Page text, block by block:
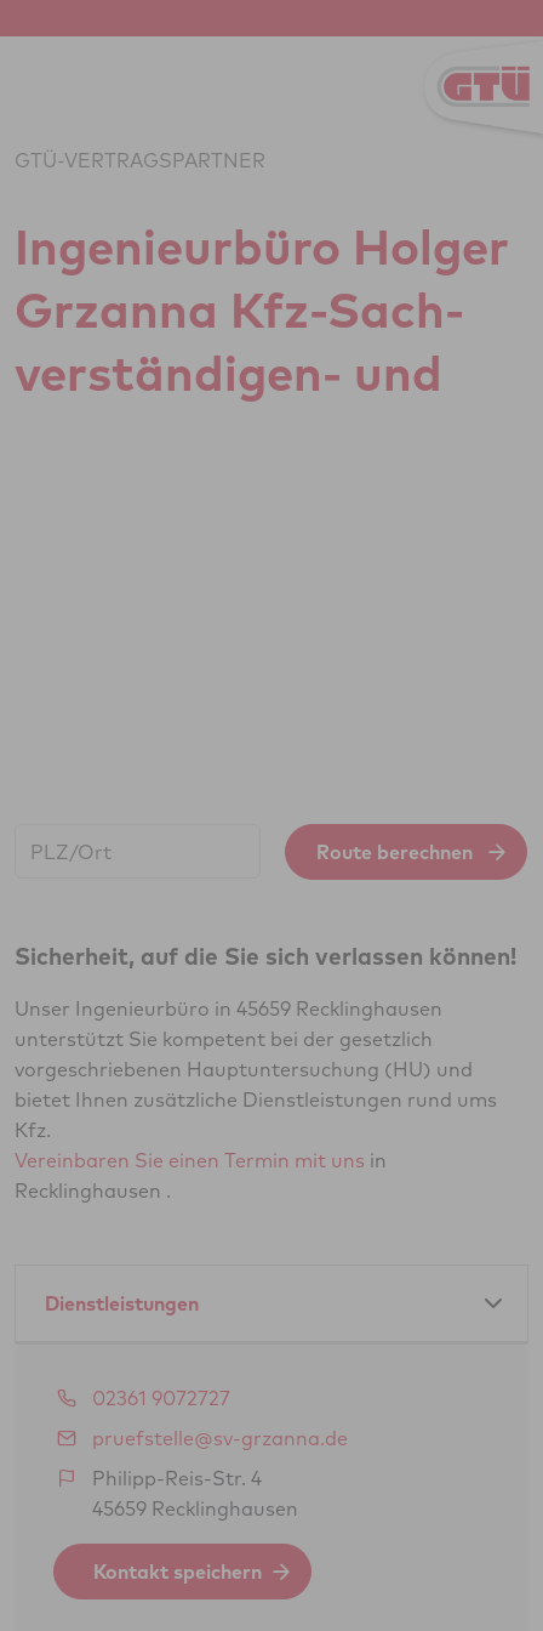
GTÜ-VERTRAGSPARTNER
Inge­ni­eu­r­büro Holger
Grzanna Kfz-Sach­
ver­stän­di­gen- und
Route berechnen
Sicherheit, auf die Sie sich verlassen können!
Unser Ingenieurbüro in 45659 Recklinghausen
unterstützt Sie kompetent bei der gesetzlich
vorgeschriebenen Hauptuntersuchung (HU) und
bietet Ihnen zusätzliche Dienstleistungen rund ums
Kfz.
Vereinbaren Sie einen Termin mit uns in
Recklinghausen .
Dienstleistungen
Amtliche Dienstleistungen als GTÜ-Partner:
Hauptuntersuchung Pkw
Abgasuntersuchung
Änderungsabnahme gem. § 19 (3) StVZO
Oldtimerbegutachtung gem. § 23 StVZO
(H-Kennzeichen)
02361 9072727
pruefstelle@sv-grzanna.de
Philipp-Reis-Str. 4
45659 Recklinghausen
Kontakt speichern